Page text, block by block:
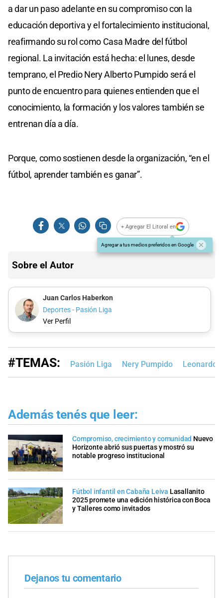
a dar un paso adelante en su compromiso con la
educación deportiva y el fortalecimiento institucional,
reafirmando su rol como Casa Madre del fútbol
regional. La invitación está hecha: el lunes, desde
temprano, el Predio Nery Alberto Pumpido será el
punto de encuentro para quienes entienden que el
conocimiento, la formación y los valores también se
entrenan día a día.
Porque, como sostienen desde la organización, “en el
fútbol, aprender también es ganar”.
+ Agregar El Litoral en
Agregar a tus medios preferidos en Google
Sobre el Autor
Juan Carlos Haberkon
Deportes - Pasión Liga
Ver Perfil
#TEMAS: Pasión Liga Nery Pumpido Leonardo
Además tenés que leer:
Compromiso, crecimiento y comunidad Nuevo
Horizonte abrió sus puertas y mostró su
notable progreso institucional
Fútbol infantil en Cabaña Leiva Lasallanito
2025 promete una edición histórica con Boca
y Talleres como invitados
Dejanos tu comentario